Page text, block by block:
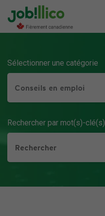
Sélectionner une catégorie
Conseils en emploi
Rechercher par mot(s)-clé(s)